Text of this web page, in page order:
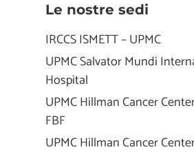
Le nostre sedi
IRCCS ISMETT – UPMC
UPMC Salvator Mundi
Hospital
UPMC Hillman Cancer
FBF
UPMC Hillman Cancer